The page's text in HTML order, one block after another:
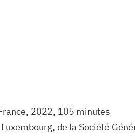
2022, 105 minutes
de la Société